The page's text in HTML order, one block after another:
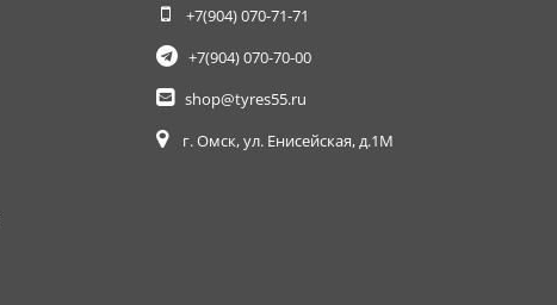
+7(904)070-71-71
+7(904)070-70-00
shop@tyres55.ru
г. Омск, ул. Енисейская, д.1М